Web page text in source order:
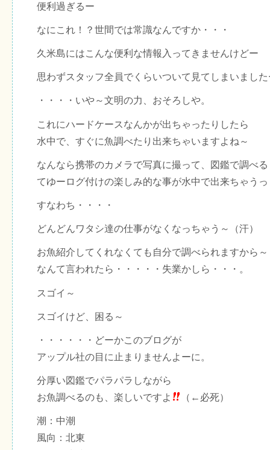
便利過ぎるー
なにこれ！？世間では常識なんですか・・・
久米島にはこんな便利な情報入ってきませんけどー
思わずスタッフ全員でくらいついて見てしまいまし
・・・・いや～文明の力、おそろしや。
これにハードケースなんかが出ちゃったりしたら
水中で、すぐに魚調べたり出来ちゃいますよね～
なんなら携帯のカメラで写真に撮って、図鑑で調べ
てゆーログ付けの楽しみ的な事が水中で出来ちゃう
すなわち・・・・
どんどんワタシ達の仕事がなくなっちゃう～（汗）
お魚紹介してくれなくても自分で調べられますから～
なんて言われたら・・・・・失業かしら・・・。
スゴイ～
スゴイけど、困る～
・・・・・・どーかこのブログが
アップル社の目に止まりませんよーに。
分厚い図鑑でパラパラしながら
お魚調べるのも、楽しいですよ
（←必死）
潮：中潮
風向：北東